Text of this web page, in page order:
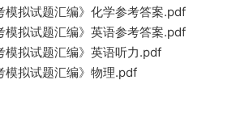
模拟试题汇编》化学参考答案.pdf
模拟试题汇编》英语参考答案.pdf
模拟试题汇编》英语听力.pdf
模拟试题汇编》物理.pdf